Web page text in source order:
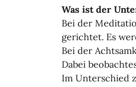
Was ist der
Bei der
gerichtet. Es
Bei der
Dabei
Im Unterschied